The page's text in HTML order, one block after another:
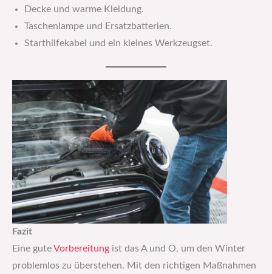
Decke und warme Kleidung.
Taschenlampe und Ersatzbatterien.
Starthilfekabel und ein kleines Werkzeugset.
Fazit
Eine gute Vorbereitung ist das A und O, um den Winter
problemlos zu überstehen. Mit den richtigen Maßnahmen